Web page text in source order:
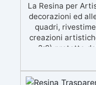
La Resina per
decorazioni ed
quadri,
creazioni
3:2) protetta
speciali filtri UV
mantenendo i
in 12-24h